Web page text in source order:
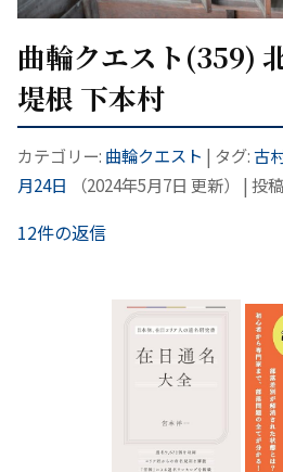
曲輪クエスト(359)
堤根 下本村
カテゴリー: 曲輪クエスト | タグ:古
月24日
（2024年5月7日 更新） | 投
12件の返信